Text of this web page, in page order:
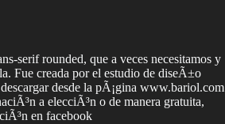
serif rounded, que a veces necesitamos y
Fue creada por el estudio de diseÃ±o
desde la pÃ¡gina www.bariol.com
a elecciÃ³n o de manera gratuita,
en facebook